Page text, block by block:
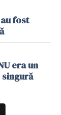
fost
era un